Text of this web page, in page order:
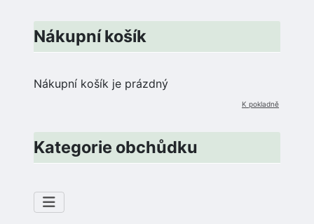
Nákupní košík
Nákupní košík je prázdný
K pokladně
Kategorie obchůdku